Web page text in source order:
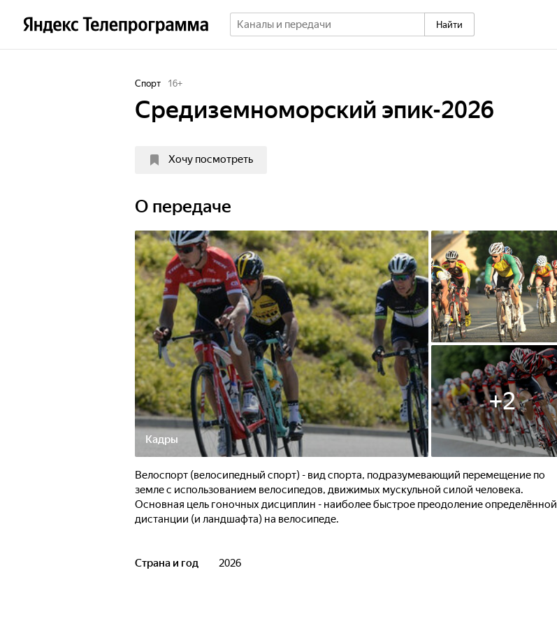
Найти
Спорт 16+
Средиземноморский эпик-2026
Хочу посмотреть
О передаче
Кадры
+2
Велоспорт (велосипедный спорт) - вид спорта, подразумевающий перемещение по
земле с использованием велосипедов, движимых мускульной силой человека.
Основная цель гоночных дисциплин - наиболее быстрое преодоление определённой
дистанции (и ландшафта) на велосипеде.
Страна и год 2026